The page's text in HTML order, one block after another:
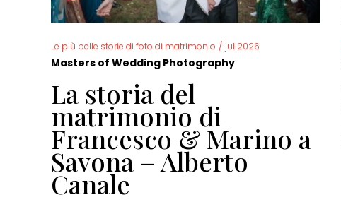
Le più belle storie di foto di matrimonio / jul 2026
Masters of Wedding Photography
La storia del
matrimonio di
Francesco & Marino a
Savona – Alberto
Canale